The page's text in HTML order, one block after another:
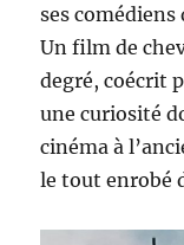
ses
Un film de
degré, coécrit
une curiosité
cinéma à
le tout enrobé